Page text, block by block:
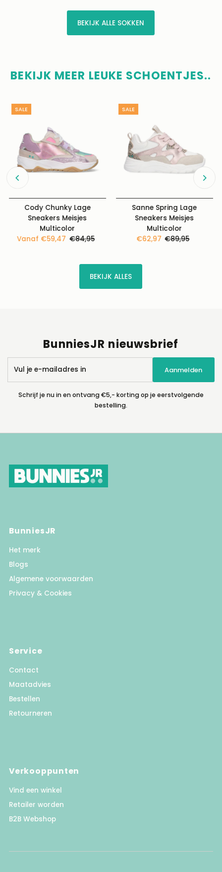
BEKIJK ALLE SOKKEN
BEKIJK MEER LEUKE SCHOENTJES..
SALE
Cody Chunky Lage
Sneakers Meisjes
Multicolor
Kortingsprijs
Vanaf €59,47 Normale
€84,95
SALE
Sanne Spring Lage
Sneakers Meisjes
Multicolor
Kortingsprijs
€62,97 Normale
€89,95
BEKIJK ALLES
BunniesJR nieuwsbrief
e-
mailadres
Aanmelden
Schrijf je nu in en ontvang €5,- korting op je eerstvolgende
bestelling.
BunniesJR
Het merk
Blogs
Algemene voorwaarden
Privacy & Cookies
Service
Contact
Maatadvies
Bestellen
Retourneren
Verkooppunten
Vind een winkel
Retailer worden
B2B Webshop